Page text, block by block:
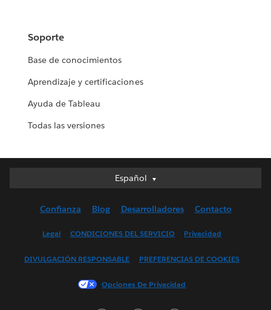
Soporte
Base de conocimientos
Aprendizaje y certificaciones
Ayuda de Tableau
Todas las versiones
Español
Español
English (UK)
Français (France)
Confianza Blog Desarrolladores Contacto
Legal CONDICIONES DEL SERVICIO Privacidad
DIVULGACIÓN RESPONSABLE PREFERENCIAS DE COOKIES
Opciones De Privacidad